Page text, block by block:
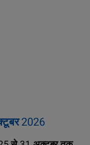
2026